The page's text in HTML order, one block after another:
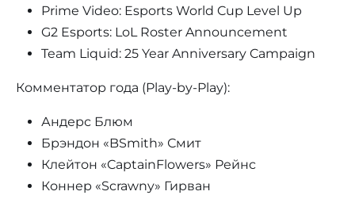
Prime Video: Esports World Cup Level Up
G2 Esports: LoL Roster Announcement
Team Liquid: 25 Year Anniversary Campaign
Комментатор года (Play-by-Play):
Андерс Блюм
Брэндон «BSmith» Смит
Клейтон «CaptainFlowers» Рейнс
Коннер «Scrawny» Гирван